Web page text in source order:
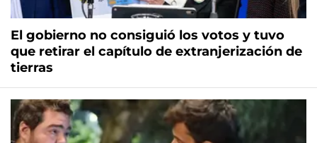
El gobierno no consiguió los votos y tuvo
que retirar el capítulo de extranjerización de
tierras